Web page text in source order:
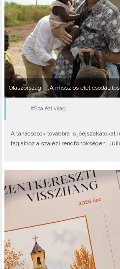
Olaszország – „A missziós élet
#Szalézi világ
A tanácsosok továbbra is jóéjszakátokat
tagjaihoz a szalézi rendfőnökségen.